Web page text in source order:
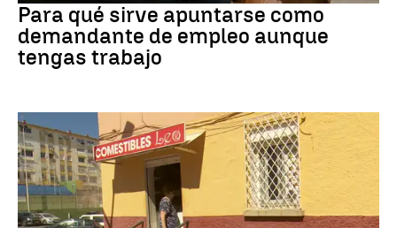
Para qué sirve apuntarse como
demandante de empleo aunque
tengas trabajo